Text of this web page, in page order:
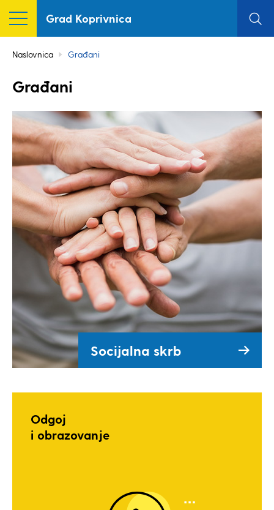
Grad Koprivnica
Naslovnica Građani
Građani
Socijalna skrb
Odgoj
i obrazovanje